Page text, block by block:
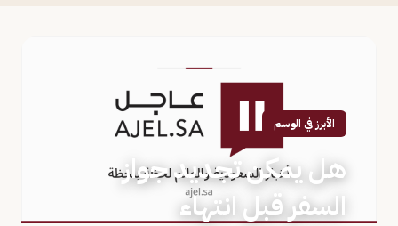
الأبرز في الوسم
هل يمكن تجديد جواز
السفر قبل انتهاء